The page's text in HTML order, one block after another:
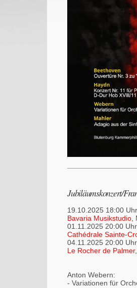
Jubiläumskonzert/
19.10.2025 18:00 Uhr
Bavaria Musikstudio,
01.11.2025 20:00 Uhr
Cathédrale Sainte-
04.11.2025 20:00 Uhr
Le Rocher de Palmer
Anton Webern:
- Variationen für